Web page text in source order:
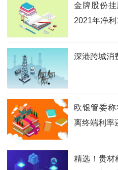
金牌股份
2021年净
深港跨城消
欧银管委
离终端利率
精选！贵材